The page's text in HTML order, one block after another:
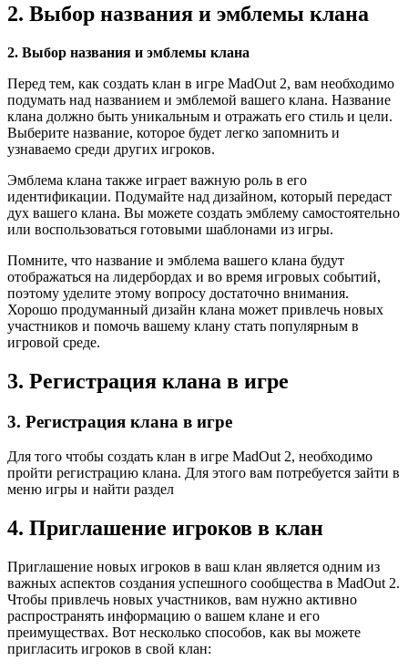
2. Выбор названия и эмблемы клана
2. Выбор названия и эмблемы клана
Перед тем, как создать клан в игре MadOut 2, вам необходимо
подумать над названием и эмблемой вашего клана. Название
клана должно быть уникальным и отражать его стиль и цели.
Выберите название, которое будет легко запомнить и
узнаваемо среди других игроков.
Эмблема клана также играет важную роль в его
идентификации. Подумайте над дизайном, который передаст
дух вашего клана. Вы можете создать эмблему самостоятельно
или воспользоваться готовыми шаблонами из игры.
Помните, что название и эмблема вашего клана будут
отображаться на лидербордах и во время игровых событий,
поэтому уделите этому вопросу достаточно внимания.
Хорошо продуманный дизайн клана может привлечь новых
участников и помочь вашему клану стать популярным в
игровой среде.
3. Регистрация клана в игре
3. Регистрация клана в игре
Для того чтобы создать клан в игре MadOut 2, необходимо
пройти регистрацию клана. Для этого вам потребуется зайти в
меню игры и найти раздел
4. Приглашение игроков в клан
Приглашение новых игроков в ваш клан является одним из
важных аспектов создания успешного сообщества в MadOut 2.
Чтобы привлечь новых участников, вам нужно активно
распространять информацию о вашем клане и его
преимуществах. Вот несколько способов, как вы можете
пригласить игроков в свой клан: